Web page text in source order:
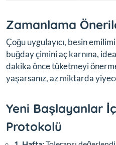
Zamanlama
Çoğu uygulayıcı, besin
buğday çimini aç karnına,
dakika önce tüketmeyi
yaşarsanız, az miktarda
Yeni Başlayanlar
Protokolü